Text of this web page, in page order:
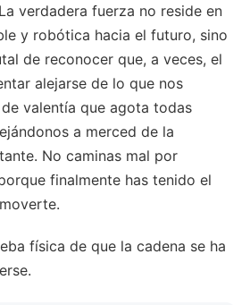
verdadera fuerza no reside en
y robótica hacia el futuro, sino
de reconocer que, a veces, el
alejarse de lo que nos
valentía que agota todas
a merced de la
No caminas mal por
finalmente has tenido el
física de que la cadena se ha